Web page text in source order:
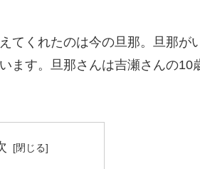
てくれたのは今の旦那。旦那が
す。旦那さんは吉瀬さんの10